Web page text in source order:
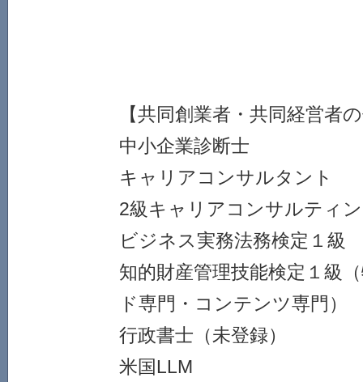
【共同創業者・共同経営者
中小企業診断士
キャリアコンサルタント
2級キャリアコンサルティ
ビジネス実務法務検定１級
知的財産管理技能検定１級
ド専門・コンテンツ専門）
行政書士（未登録）
米国LLM